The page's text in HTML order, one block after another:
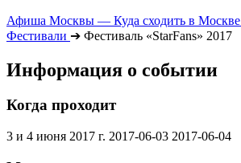
Афиша Москвы — Куда сходить в Москве
Фестивали ➔ Фестиваль «StarFans» 2017
Информация о событии
Когда проходит
3 и 4 июня 2017 г. 2017-06-03 2017-06-04